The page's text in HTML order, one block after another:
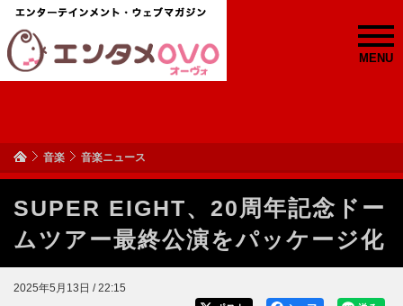
MENU
音楽 音楽ニュース
SUPER EIGHT、20周年記念ドー
ムツアー最終公演をパッケージ化
2025年5月13日 / 22:15